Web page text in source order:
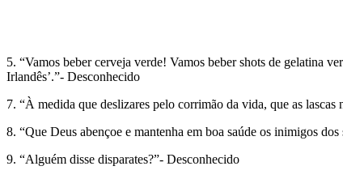
5. “Vamos beber cerveja verde! Vamos beber shots de gelatina
Irlandês’.”- Desconhecido
7. “À medida que deslizares pelo corrimão da vida, que as
8. “Que Deus abençoe e mantenha em boa saúde os inimigos
9. “Alguém disse disparates?”- Desconhecido